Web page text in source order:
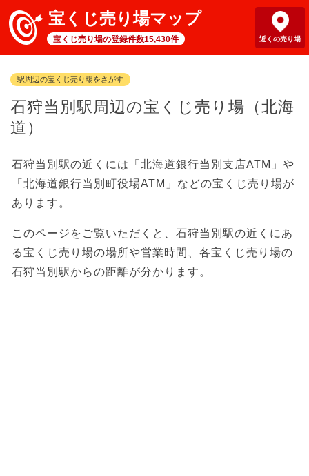
宝くじ売り場マップ
宝くじ売り場の登録件数15,430件 近くの売り場
駅周辺の宝くじ売り場をさがす
石狩当別駅周辺の宝くじ売り場（北海
道）
石狩当別駅の近くには「北海道銀行当別支店ATM」や
「北海道銀行当別町役場ATM」などの宝くじ売り場が
あります。
このページをご覧いただくと、石狩当別駅の近くにあ
る宝くじ売り場の場所や営業時間、各宝くじ売り場の
石狩当別駅からの距離が分かります。